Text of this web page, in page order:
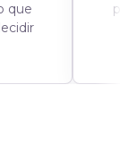
que